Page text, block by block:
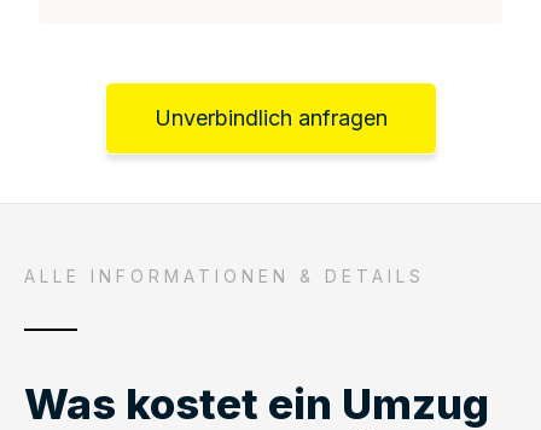
Unverbindlich anfragen
ALLE INFORMATIONEN & DETAILS
Was kostet ein Umzug